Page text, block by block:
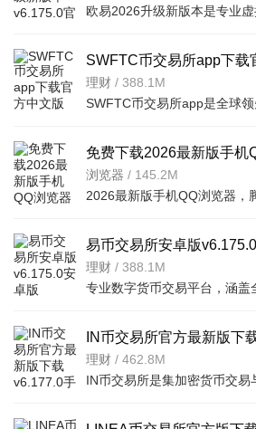
SWFTC币交易所app下载
v6.166.0最新版
理财 / 388.1M
免费下载2026最新版手机
v20.3.7.7035官方安卓版
浏览器 / 145.2M
易币交易所安卓版
理财 / 388.1M
IN币交易所官方最新版下
机版
理财 / 462.8M